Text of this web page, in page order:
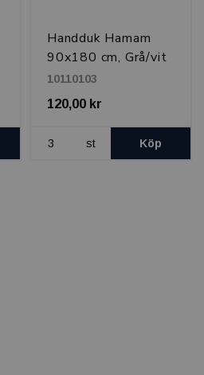
Handduk Hamam
90x180 cm, Grå/vit
10110103
120,00 kr
st Köp